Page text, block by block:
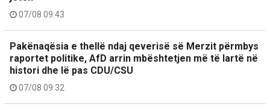
07/08 09:43
Pakënaqësia e thellë ndaj qeverisë së Merzit përmbys
raportet politike, AfD arrin mbështetjen më të lartë në
histori dhe lë pas CDU/CSU
07/08 09:32